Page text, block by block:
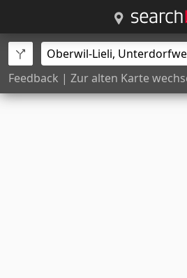
Feedback | Zur alten Karte